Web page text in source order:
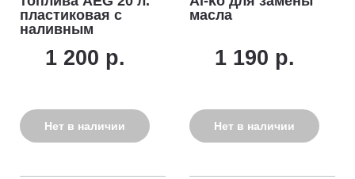
пластиковая с
наливным
1 200 р.
Нет в наличии
масла
1 190 р.
Нет в наличии